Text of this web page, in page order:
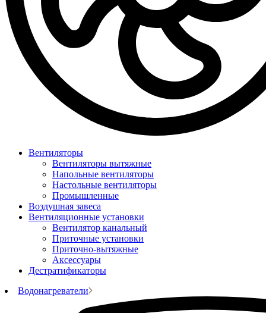
Вентиляторы
Вентиляторы вытяжные
Напольные вентиляторы
Настольные вентиляторы
Промышленные
Воздушная завеса
Вентиляционные установки
Вентилятор канальный
Приточные установки
Приточно-вытяжные
Аксессуары
Дестратификаторы
Водонагреватели